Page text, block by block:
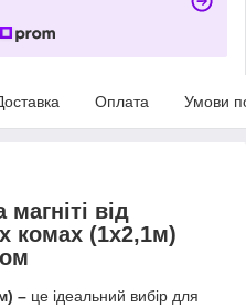
Оплата Умови
від
комах (1х2,1м)
– це ідеальний вибір для